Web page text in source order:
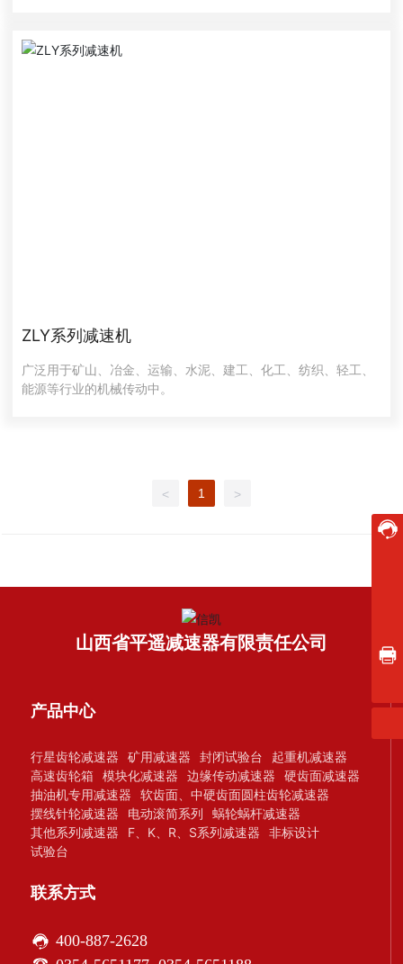
ZLY系列减速机
广泛用于矿山、冶金、运输、水泥、建工、化工、纺织、轻工、
能源等行业的机械传动中。
< 1 >
山西省平遥减速器有限责任公司
产品中心
行星齿轮减速器 矿用减速器 封闭试验台
起重机减速器
高速齿轮箱
模块化减速器 边缘传动减速器
硬齿面减速器
抽油机专用减速器
软齿面、中硬齿面圆柱齿轮减速器
摆线针轮减速器
电动滚简系列
蜗轮蜗杆减速器
其他系列减速器
F、K、R、S系列减速器
非标设计
试验台
联系方式
400-887-2628
sxpyjsq@126.com